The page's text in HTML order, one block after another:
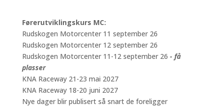
Førerutviklingskurs MC:
Rudskogen Motorcenter 11 september 26
Rudskogen Motorcenter 12 september 26
Rudskogen Motorcenter 11-12 september 26 - få
plasser
KNA Raceway 21-23 mai 2027
KNA Raceway 18-20 juni 2027
Nye dager blir publisert så snart de foreligger